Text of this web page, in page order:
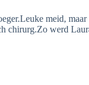
meid,
chirurg.Zo werd